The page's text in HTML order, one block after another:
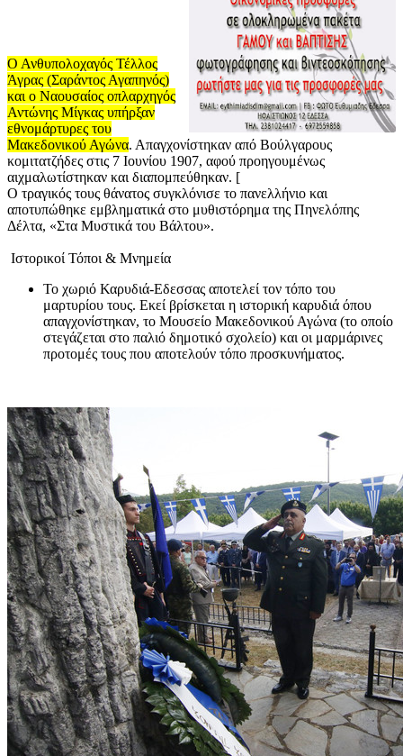
Ο Ανθυπολοχαγός Τέλλος
Άγρας (Σαράντος Αγαπηνός)
και ο Ναουσαίος οπλαρχηγός
Αντώνης Μίγκας υπήρξαν
εθνομάρτυρες του
Μακεδονικού Αγώνα. Απαγχονίστηκαν από Βούλγαρους
κομιτατζήδες στις 7 Ιουνίου 1907, αφού προηγουμένως
αιχμαλωτίστηκαν και διαπομπεύθηκαν. [
Ο τραγικός τους θάνατος συγκλόνισε το πανελλήνιο και
αποτυπώθηκε εμβληματικά στο μυθιστόρημα της Πηνελόπης
Δέλτα, «Στα Μυστικά του Βάλτου».
Ιστορικοί Τόποι & Μνημεία
Το χωριό Καρυδιά-Εδεσσας αποτελεί τον τόπο του
μαρτυρίου τους. Εκεί βρίσκεται η ιστορική καρυδιά όπου
απαγχονίστηκαν, το Μουσείο Μακεδονικού Αγώνα (το οποίο
στεγάζεται στο παλιό δημοτικό σχολείο) και οι μαρμάρινες
προτομές τους που αποτελούν τόπο προσκυνήματος.